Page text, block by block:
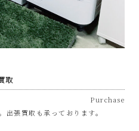
取
Purchase
張買取も承っております。